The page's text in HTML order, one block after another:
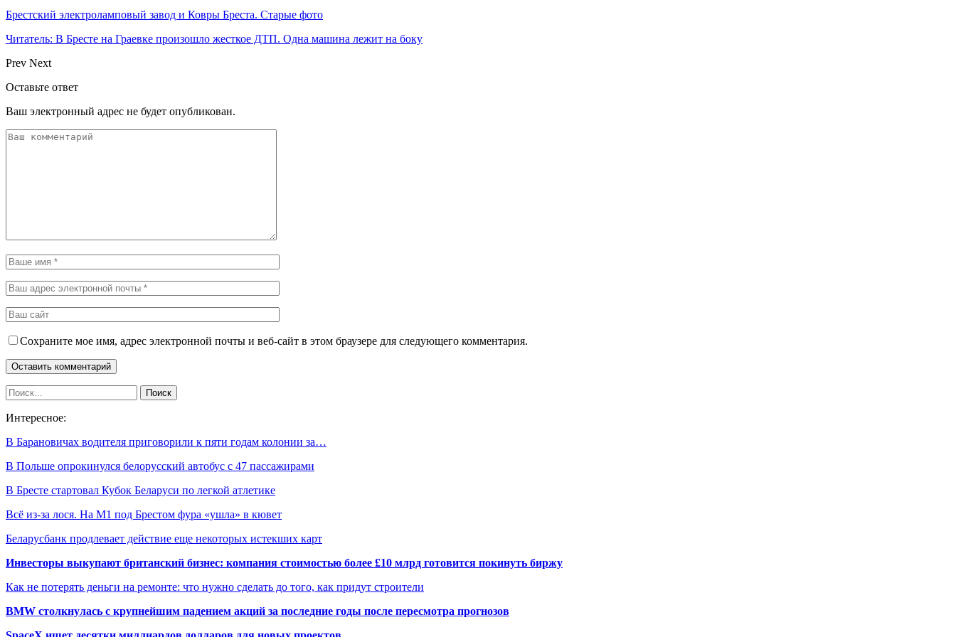
Брестский электроламповый завод и Ковры Бреста. Старые фото
Читатель: В Бресте на Граевке произошло жесткое ДТП. Одна машина лежит на боку
Prev Next
Оставьте ответ
Ваш электронный адрес не будет опубликован.
Сохраните мое имя, адрес электронной почты и веб-сайт в этом браузере для следующего комментария.
Интересное:
В Барановичах водителя приговорили к пяти годам колонии за…
В Польше опрокинулся белорусский автобус с 47 пассажирами
В Бресте стартовал Кубок Беларуси по легкой атлетике
Всё из-за лося. На М1 под Брестом фура «ушла» в кювет
Беларусбанк продлевает действие еще некоторых истекших карт
Инвесторы выкупают британский бизнес: компания стоимостью более £10 млрд готовится покинуть биржу
Как не потерять деньги на ремонте: что нужно сделать до того, как придут строители
BMW столкнулась с крупнейшим падением акций за последние годы после пересмотра прогнозов